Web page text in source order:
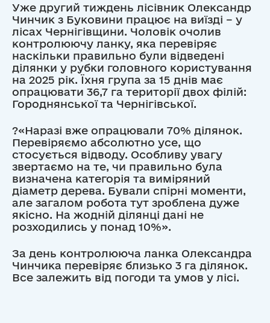
Уже другий тиждень лісівник Олександр
Чинчик з Буковини працює на виїзді – у
лісах Чернігівщини. Чоловік очолив
контролюючу ланку, яка перевіряє
наскільки правильно були відведені
ділянки у рубки головного користування
на 2025 рік. Їхня група за 15 днів має
опрацювати 36,7 га території двох філій:
Городнянської та Чернігівської.
?«Наразі вже опрацювали 70% ділянок.
Перевіряємо абсолютно усе, що
стосується відводу. Особливу увагу
звертаємо на те, чи правильно була
визначена категорія та виміряний
діаметр дерева. Бували спірні моменти,
але загалом робота тут зроблена дуже
якісно. На жодній ділянці дані не
розходились у понад 10%».
За день контролююча ланка Олександра
Чинчика перевіряє близько 3 га ділянок.
Все залежить від погоди та умов у лісі.